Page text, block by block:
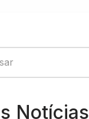
Notícias